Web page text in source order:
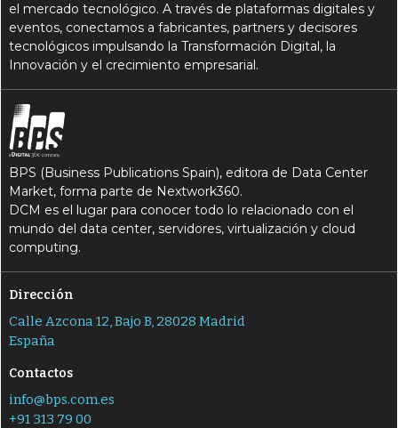
el mercado tecnológico. A través de plataformas digitales y
eventos, conectamos a fabricantes, partners y decisores
tecnológicos impulsando la Transformación Digital, la
Innovación y el crecimiento empresarial.
BPS (Business Publications Spain), editora de Data Center
Market, forma parte de Nextwork360.
DCM es el lugar para conocer todo lo relacionado con el
mundo del data center, servidores, virtualización y cloud
computing.
Dirección
Calle Azcona 12, Bajo B, 28028 Madrid
España
Contactos
info@bps.com.es
+91 313 79 00